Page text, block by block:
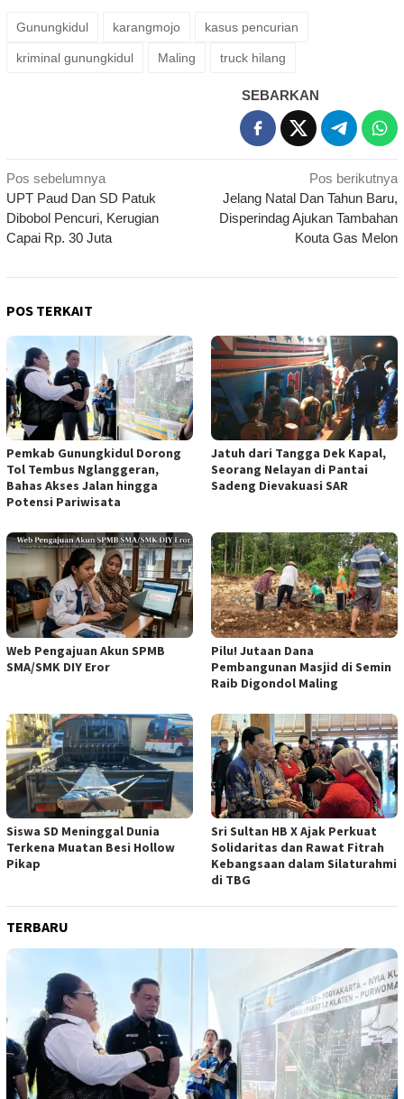
Gunungkidul karangmojo kasus pencurian
kriminal gunungkidul Maling truck hilang
SEBARKAN
Navigasi
pos
Pos sebelumnya
UPT Paud Dan SD Patuk
Dibobol Pencuri, Kerugian
Capai Rp. 30 Juta
Pos berikutnya
Jelang Natal Dan Tahun Baru,
Disperindag Ajukan Tambahan
Kouta Gas Melon
POS TERKAIT
Pemkab Gunungkidul Dorong
Tol Tembus Nglanggeran,
Bahas Akses Jalan hingga
Potensi Pariwisata
Jatuh dari Tangga Dek Kapal,
Seorang Nelayan di Pantai
Sadeng Dievakuasi SAR
Web Pengajuan Akun SPMB
SMA/SMK DIY Eror
Pilu! Jutaan Dana
Pembangunan Masjid di Semin
Raib Digondol Maling
Siswa SD Meninggal Dunia
Terkena Muatan Besi Hollow
Pikap
Sri Sultan HB X Ajak Perkuat
Solidaritas dan Rawat Fitrah
Kebangsaan dalam Silaturahmi
di TBG
TERBARU